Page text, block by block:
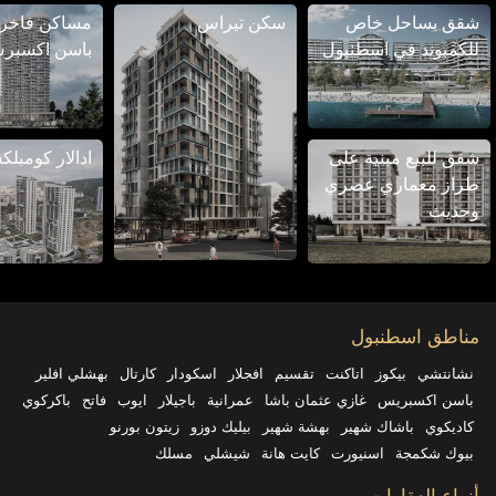
شقق بساحل خاص
للكمبوند في اسطنبول
شقق للبيع مبنية على
طراز معماري عصري
وحديث
سكن تيراس
مساكن
باسن
ادالار
مناطق اسطنبول
نشانتشي بيكوز اتاكنت تقسيم افجلار اسكودار كارتال
بهشلي افلير
باسن اكسبريس
غازي عثمان باشا عمرانية باجیلار ايوب فاتح
باكركوي
كاديكوي
باشاك شهیر بهشة شهير بيليك دوزو
زيتون بورنو
بيوك شكمجة
اسنيورت كايت هانة شيشلي مسلك